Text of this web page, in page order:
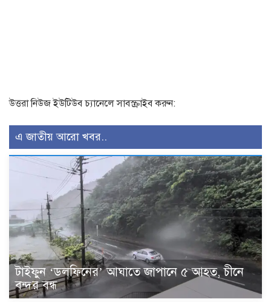
উত্তরা নিউজ ইউটিউব চ্যানেলে সাবস্ক্রাইব করুন:
এ জাতীয় আরো খবর..
টাইফুন ‘ডলফিনের’ আঘাতে জাপানে ৫ আহত, চীনে
বন্দর বন্ধ